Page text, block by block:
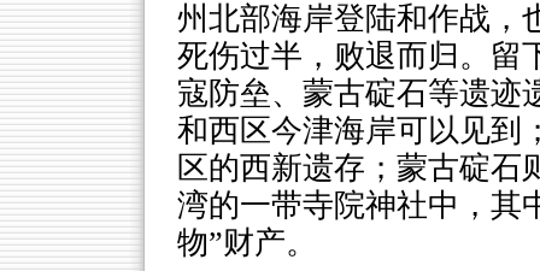
州北部海岸登陆和作战，
死伤过半，败退而归。留
寇防垒、蒙古碇石等遗迹
和西区今津海岸可以见到
区的西新遗存；蒙古碇石
湾的一带寺院神社中，其
物”财产。